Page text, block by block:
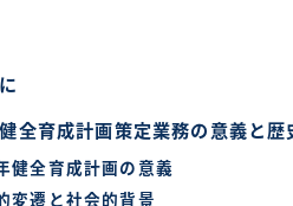
全育成計画策定業務の意義と歴
健全育成計画の意義
変遷と社会的背景